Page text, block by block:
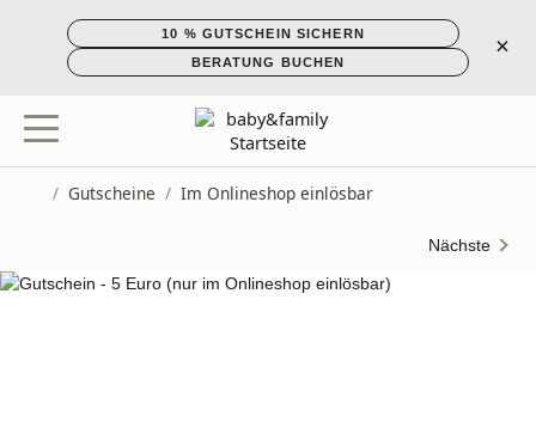
10 % GUTSCHEIN SICHERN
BERATUNG BUCHEN
×
/ Gutscheine / Im Onlineshop einlösbar
Nächste